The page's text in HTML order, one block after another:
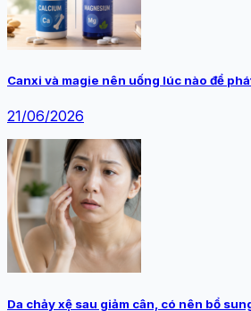
Canxi và magie nên uống lúc nào để
21/06/2026
Da chảy xệ sau giảm cân, có nên bổ